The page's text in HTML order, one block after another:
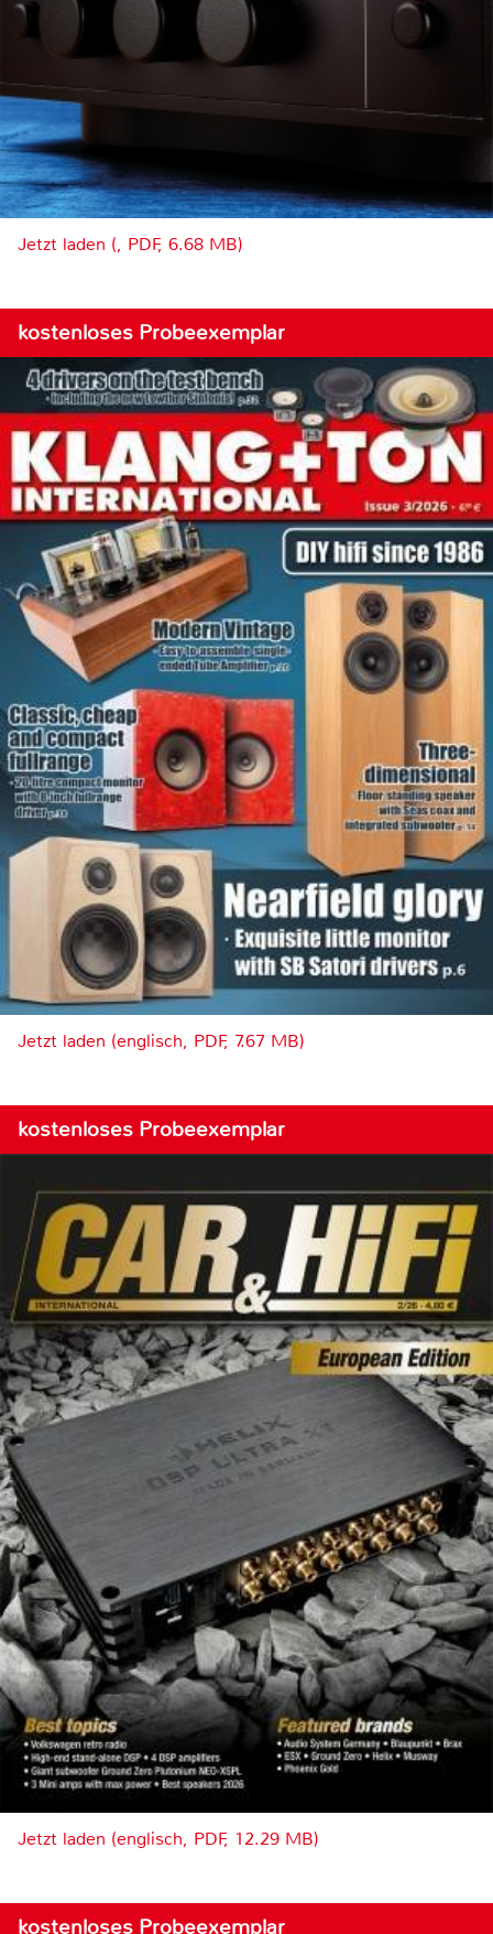
Jetzt laden (, PDF, 6.68 MB)
kostenloses Probeexemplar
Jetzt laden (englisch, PDF, 7.67 MB)
kostenloses Probeexemplar
Jetzt laden (englisch, PDF, 12.29 MB)
kostenloses Probeexemplar